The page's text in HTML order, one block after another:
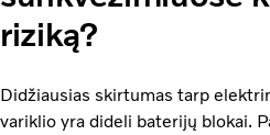
riziką?
Didžiausias skirtumas tarp
variklio yra dideli baterijų blokai.